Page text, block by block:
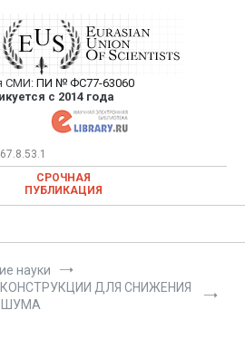
Союз Ученых —
научных статей в
научном журнале
СМИ: ПИ № ФС77-63060
с 2014 года
— публикация научных статей в
научном журнале
СРОЧНАЯ
ПУБЛИКАЦИЯ
науки
ДЛЯ СНИЖЕНИЯ
ШУМА